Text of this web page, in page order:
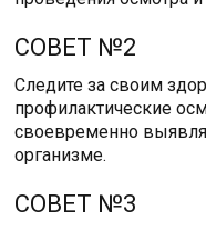
СОВЕТ №2
Следите за своим
профилактические
своевременно
организме.
СОВЕТ №3